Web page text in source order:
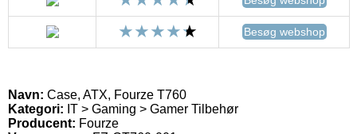
Besøg webshop
Navn: Case, ATX, Fourze T760
Kategori: IT > Gaming > Gamer Tilbehør
Producent: Fourze